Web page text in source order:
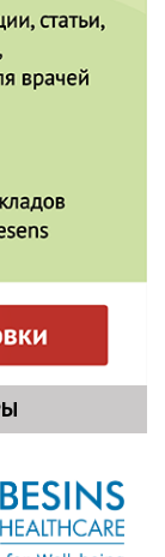
проф.,
курсом
рабочей
доц., главный
здоровью
акушерства
В.Ф. Войно-